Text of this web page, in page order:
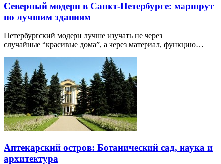
Северный модерн в Санкт-Петербурге: маршрут
по лучшим зданиям
Петербургский модерн лучше изучать не через
случайные “красивые дома”, а через материал, функцию…
Аптекарский остров: Ботанический сад, наука и
архитектура